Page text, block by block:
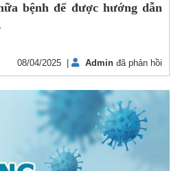
bệnh để được hướng dẫn
08/04/2025 | Admin đã phản hồi